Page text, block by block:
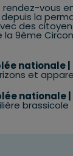
rendez-vous
la
des
la 9ème
nationale |
et
nationale |
brassicole